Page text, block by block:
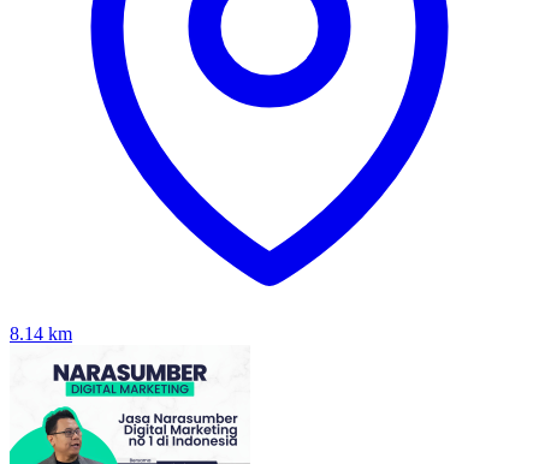
8.14 km